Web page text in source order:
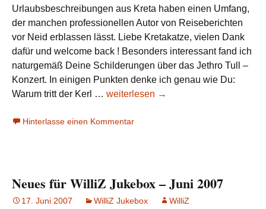
Urlaubsbeschreibungen aus Kreta haben einen Umfang,
der manchen professionellen Autor von Reiseberichten
vor Neid erblassen lässt. Liebe Kretakatze, vielen Dank
dafür und welcome back ! Besonders interessant fand ich
naturgemäß Deine Schilderungen über das Jethro Tull –
Konzert. In einigen Punkten denke ich genau wie Du:
Warum tritt der Kerl … Was
bloß
Teil
79:
Al,
weiterlesen →
Hinterlasse einen Kommentar
Neues für WilliZ Jukebox – Juni 2007
17. Juni 2007 WilliZ Jukebox WilliZ